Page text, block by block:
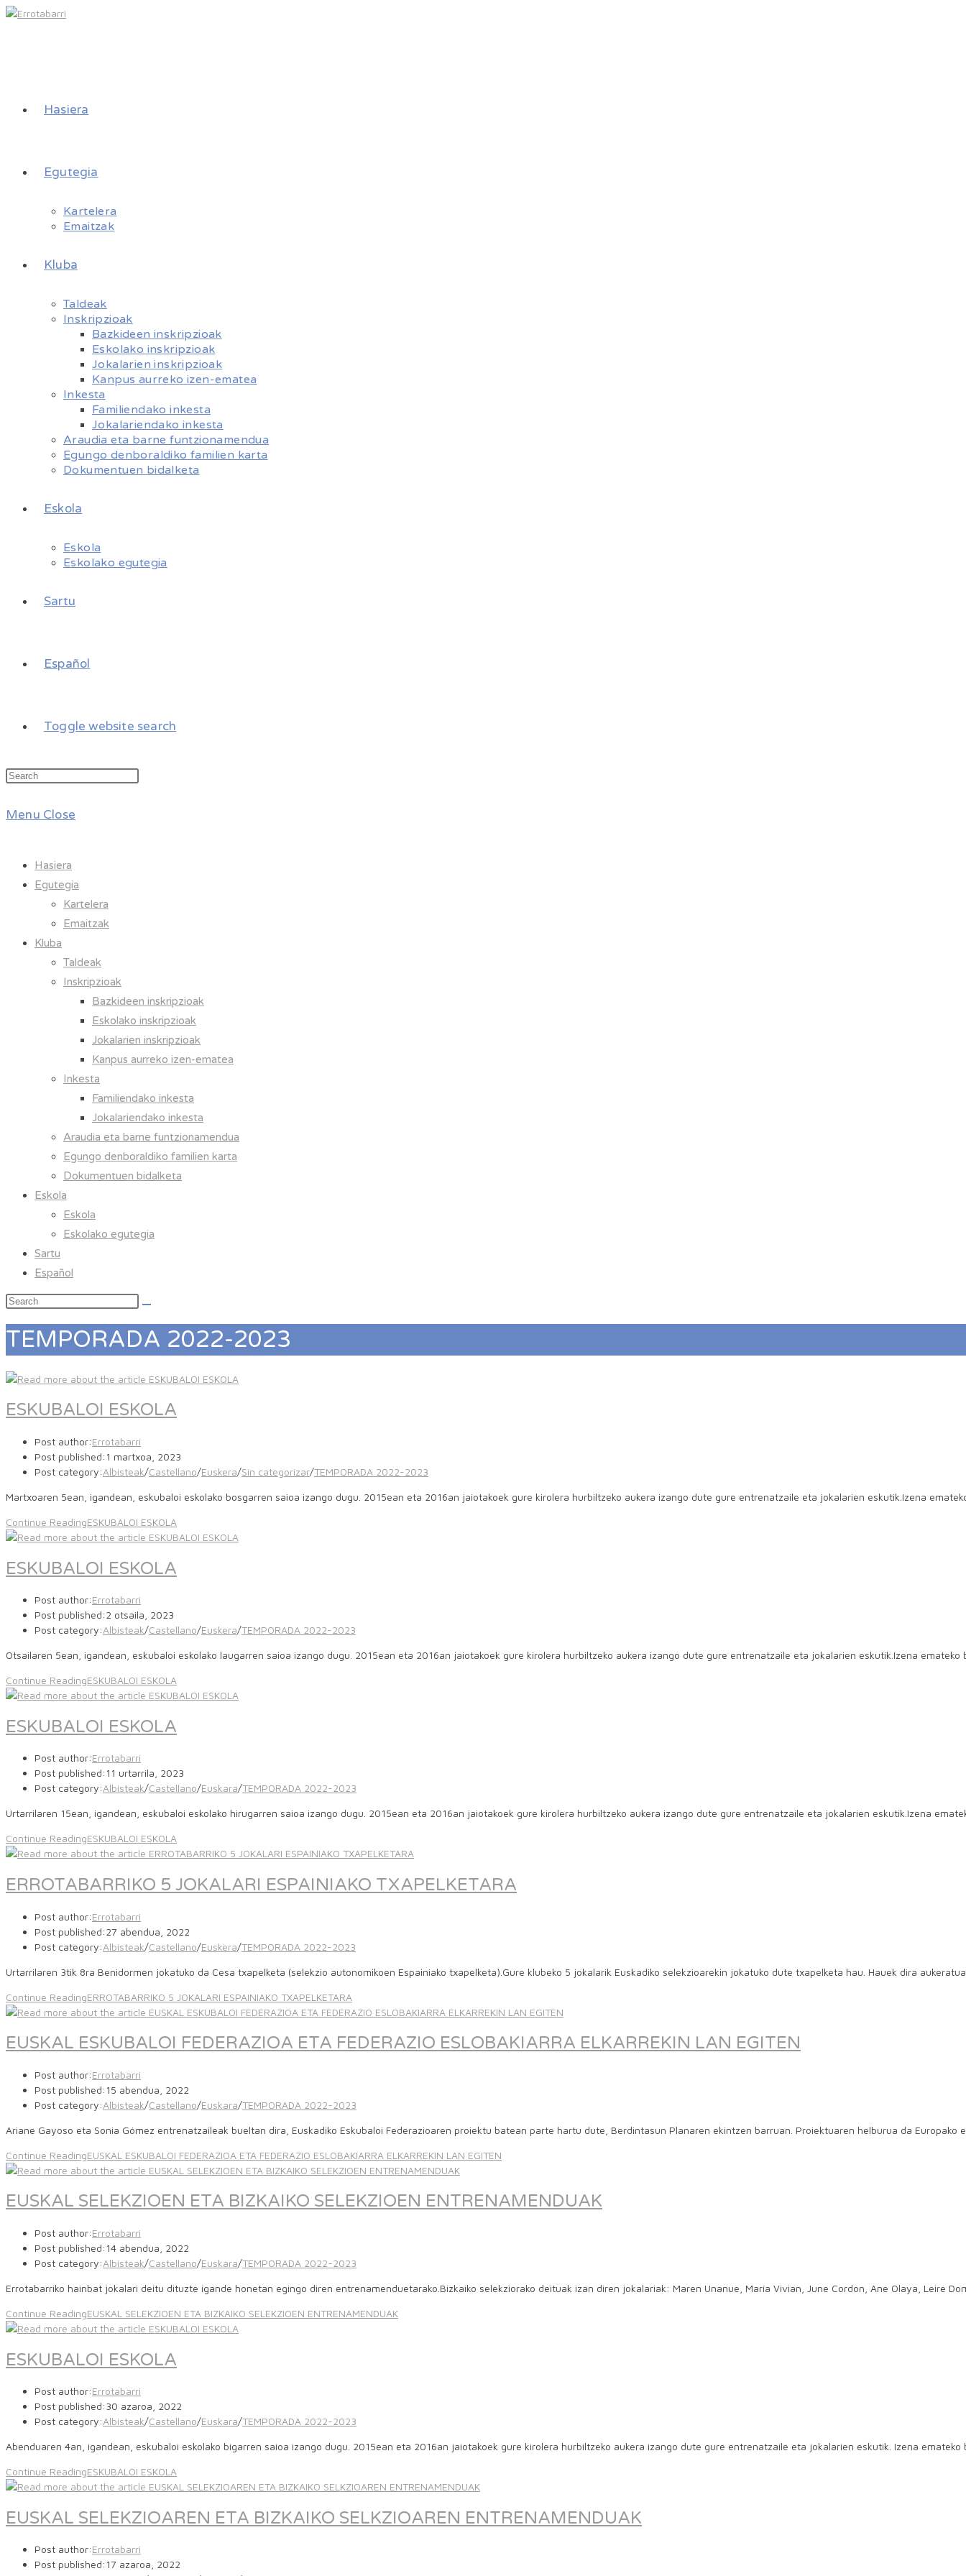
Hasiera
Egutegia
Kartelera
Emaitzak
Kluba
Taldeak
Inskripzioak
Bazkideen inskripzioak
Eskolako inskripzioak
Jokalarien inskripzioak
Kanpus aurreko izen-ematea
Inkesta
Familiendako inkesta
Jokalariendako inkesta
Araudia eta barne funtzionamendua
Egungo denboraldiko familien karta
Dokumentuen bidalketa
Eskola
Eskola
Eskolako egutegia
Sartu
Español
Toggle website search
Menu Close
Hasiera
Egutegia
Kartelera
Emaitzak
Kluba
Taldeak
Inskripzioak
Bazkideen inskripzioak
Eskolako inskripzioak
Jokalarien inskripzioak
Kanpus aurreko izen-ematea
Inkesta
Familiendako inkesta
Jokalariendako inkesta
Araudia eta barne funtzionamendua
Egungo denboraldiko familien karta
Dokumentuen bidalketa
Eskola
Eskola
Eskolako egutegia
Sartu
Español
TEMPORADA 2022-2023
ESKUBALOI ESKOLA
Post author:Errotabarri
Post published: 1 martxoa, 2023
Post category:Albisteak/Castellano/Euskera/Sin categorizar/TEMPORADA 2022-2023
Martxoaren 5ean, igandean, eskubaloi eskolako bosgarren saioa izango dugu. 2015ean eta 2016an jaiotakoek gure kirolera hurbiltzeko aukera izango dute gure entrenatzaile eta jokalarien eskutik.Izena
Continue ReadingESKUBALOI ESKOLA
ESKUBALOI ESKOLA
Post author:Errotabarri
Post published:2 otsaila, 2023
Post category:Albisteak/Castellano/Euskera/TEMPORADA 2022-2023
Otsailaren 5ean, igandean, eskubaloi eskolako laugarren saioa izango dugu. 2015ean eta 2016an jaiotakoek gure kirolera hurbiltzeko aukera izango dute gure entrenatzaile eta jokalarien eskutik.Izena
Continue ReadingESKUBALOI ESKOLA
ESKUBALOI ESKOLA
Post author:Errotabarri
Post published: 11 urtarrila, 2023
Post category:Albisteak/Castellano/Euskara/TEMPORADA 2022-2023
Urtarrilaren 15ean, igandean, eskubaloi eskolako hirugarren saioa izango dugu. 2015ean eta 2016an jaiotakoek gure kirolera hurbiltzeko aukera izango dute gure entrenatzaile eta jokalarien eskutik.Izena
Continue ReadingESKUBALOI ESKOLA
ERROTABARRIKO 5 JOKALARI ESPAINIAKO TXAPELKETARA
Post author:Errotabarri
Post published:27 abendua, 2022
Post category:Albisteak/Castellano/Euskera/TEMPORADA 2022-2023
Urtarrilaren 3tik 8ra Benidormen jokatuko da Cesa txapelketa (selekzio autonomikoen Espainiako txapelketa).Gure klubeko 5 jokalarik Euskadiko selekzioarekin jokatuko dute txapelketa hau. Hauek dira
Continue ReadingERROTABARRIKO 5 JOKALARI ESPAINIAKO TXAPELKETARA
EUSKAL ESKUBALOI FEDERAZIOA ETA FEDERAZIO ESLOBAKIARRA ELKARREKIN LAN EGITEN
Post author:Errotabarri
Post published: 15 abendua, 2022
Post category:Albisteak/Castellano/Euskara/TEMPORADA 2022-2023
Ariane Gayoso eta Sonia Gómez entrenatzaileak bueltan dira, Euskadiko Eskubaloi Federazioaren proiektu batean parte hartu dute, Berdintasun Planaren ekintzen barruan. Proiektuaren helburua da
Continue ReadingEUSKAL ESKUBALOI FEDERAZIOA ETA FEDERAZIO ESLOBAKIARRA ELKARREKIN LAN EGITEN
EUSKAL SELEKZIOEN ETA BIZKAIKO SELEKZIOEN ENTRENAMENDUAK
Post author:Errotabarri
Post published: 14 abendua, 2022
Post category:Albisteak/Castellano/Euskara/TEMPORADA 2022-2023
Errotabarriko hainbat jokalari deitu dituzte igande honetan egingo diren entrenamenduetarako.Bizkaiko selekziorako deituak izan diren jokalariak: Maren Unanue, María Vivian, June Cordon, Ane Olaya, Leire
Continue ReadingEUSKAL SELEKZIOEN ETA BIZKAIKO SELEKZIOEN ENTRENAMENDUAK
ESKUBALOI ESKOLA
Post author:Errotabarri
Post published:30 azaroa, 2022
Post category:Albisteak/Castellano/Euskara/TEMPORADA 2022-2023
Abenduaren 4an, igandean, eskubaloi eskolako bigarren saioa izango dugu. 2015ean eta 2016an jaiotakoek gure kirolera hurbiltzeko aukera izango dute gure entrenatzaile eta jokalarien eskutik. Izena
Continue ReadingESKUBALOI ESKOLA
EUSKAL SELEKZIOAREN ETA BIZKAIKO SELKZIOAREN ENTRENAMENDUAK
Post author:Errotabarri
Post published: 17 azaroa, 2022